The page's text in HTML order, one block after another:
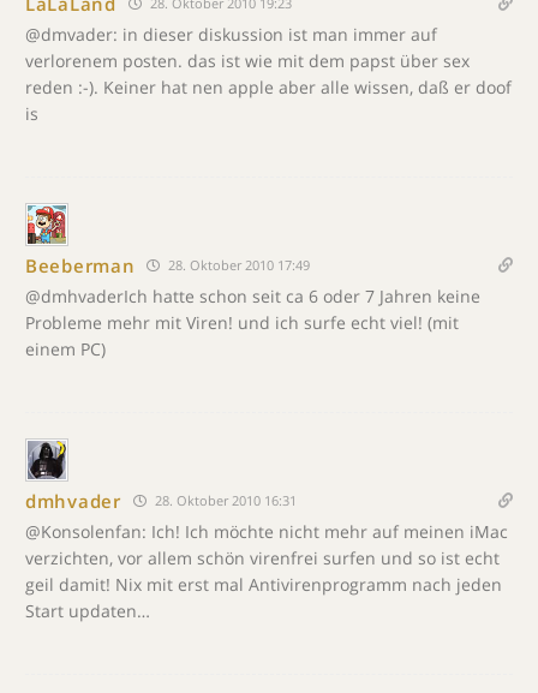
@dmvader: in dieser diskussion ist man immer auf
verlorenem posten. das ist wie mit dem papst über sex
reden :-). Keiner hat nen apple aber alle wissen, daß er doof
is
Beeberman 28. Oktober 2010 17:49
@dmhvaderIch hatte schon seit ca 6 oder 7 Jahren keine
Probleme mehr mit Viren! und ich surfe echt viel! (mit
einem PC)
dmhvader 28. Oktober 2010 16:31
@Konsolenfan: Ich! Ich möchte nicht mehr auf meinen iMac
verzichten, vor allem schön virenfrei surfen und so ist echt
geil damit! Nix mit erst mal Antivirenprogramm nach jeden
Start updaten…